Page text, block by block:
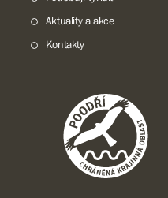
Aktuality a akce
Kontakty